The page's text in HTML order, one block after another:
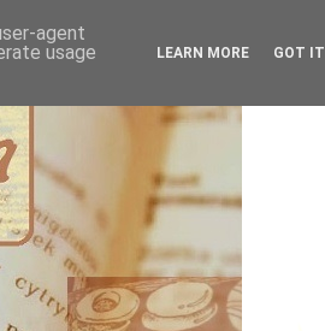
agent
usage
LEARN MORE GOT IT